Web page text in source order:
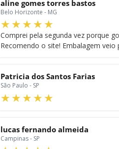
aline gomes torres bastos
Belo Horizonte - MG
Comprei pela segunda vez porque
Recomendo o site! Embalagem
Patricia dos Santos Farias
São Paulo - SP
lucas fernando almeida
Campinas - SP